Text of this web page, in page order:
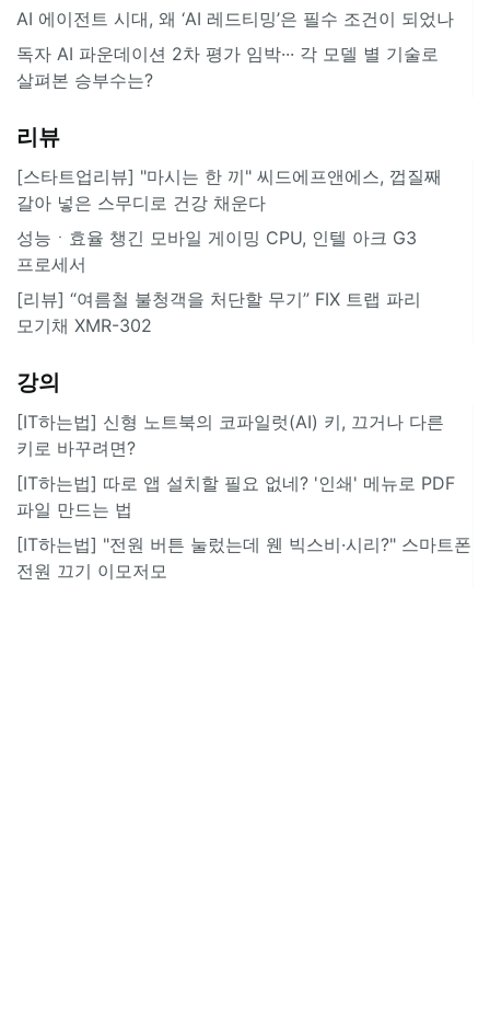
AI 에이전트 시대, 왜 ‘AI 레드티밍’은 필수 조건이 되었나
독자 AI 파운데이션 2차 평가 임박··· 각 모델 별 기술로
살펴본 승부수는?
리뷰
[스타트업리뷰] "마시는 한 끼" 씨드에프앤에스, 껍질째
갈아 넣은 스무디로 건강 채운다
성능ㆍ효율 챙긴 모바일 게이밍 CPU, 인텔 아크 G3
프로세서
[리뷰] “여름철 불청객을 처단할 무기” FIX 트랩 파리
모기채 XMR-302
강의
[IT하는법] 신형 노트북의 코파일럿(AI) 키, 끄거나 다른
키로 바꾸려면?
[IT하는법] 따로 앱 설치할 필요 없네? '인쇄' 메뉴로 PDF
파일 만드는 법
[IT하는법] "전원 버튼 눌렀는데 웬 빅스비·시리?" 스마트폰
전원 끄기 이모저모